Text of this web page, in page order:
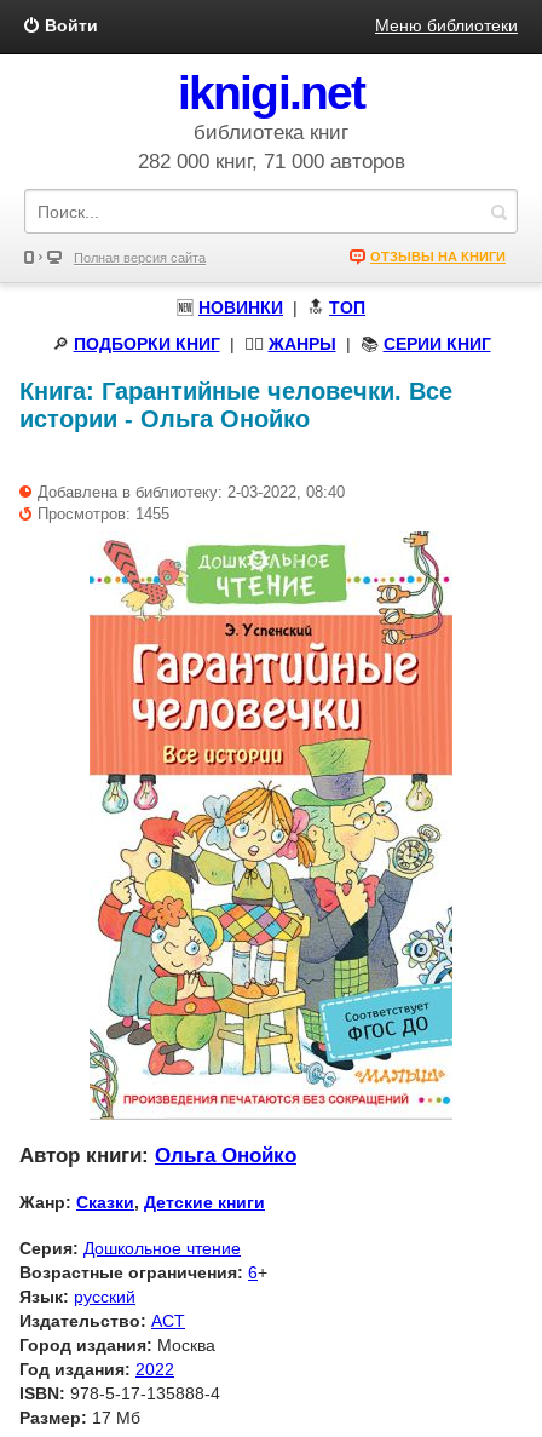
Войти Меню библиотеки
iknigi.net
библиотека книг
282 000 книг, 71 000 авторов
Полная версия сайта ОТЗЫВЫ НА КНИГИ
🆕 НОВИНКИ | 🔝 ТОП
🔎 ПОДБОРКИ КНИГ| 🧝‍♀️ ЖАНРЫ | 📚 СЕРИИ КНИГ
Книга: Гарантийные человечки. Все
истории - Ольга Онойко
Добавлена в библиотеку: 2-03-2022, 08:40
Просмотров: 1455
Автор книги: Ольга Онойко
Жанр: Сказки, Детские книги
Серия: Дошкольное чтение
Возрастные ограничения: 6+
Язык: русский
Издательство: АСТ
Город издания: Москва
Год издания: 2022
ISBN: 978-5-17-135888-4
Размер: 17 Мб